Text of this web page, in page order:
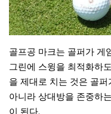
골프공 마크는 골퍼가 게
그린에 스윙을 최적화하
을 제대로 치는 것은 골
아니라 상대방을 존중하
이 된다.